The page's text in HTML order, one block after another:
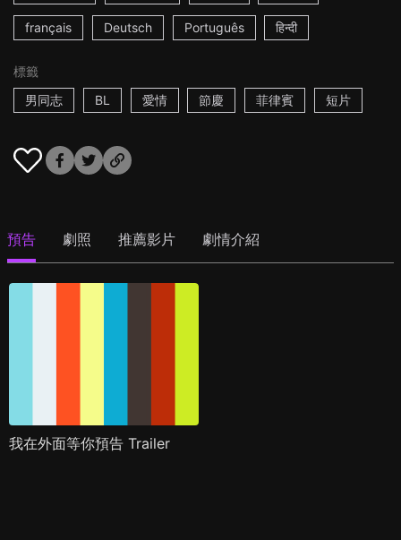
français Deutsch Português हिन्दी
標籤
男同志
BL 愛情 節慶 菲律賓 短片
預告 劇照 推薦影片 劇情介紹
我在外面等你預告 Trailer